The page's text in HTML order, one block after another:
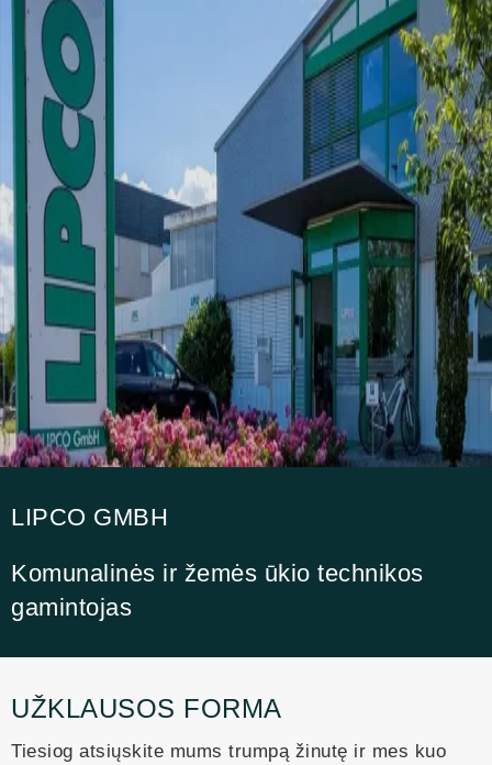
LIPCO GMBH
Komunalinės ir žemės ūkio technikos
gamintojas
UŽKLAUSOS FORMA
Tiesiog atsiųskite mums trumpą žinutę ir mes kuo